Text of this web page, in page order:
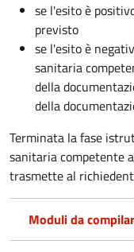
se l'esito è
previsto
se l'esito è
sanitaria
della
della
Terminata la fase
sanitaria competente
trasmette al
Moduli da